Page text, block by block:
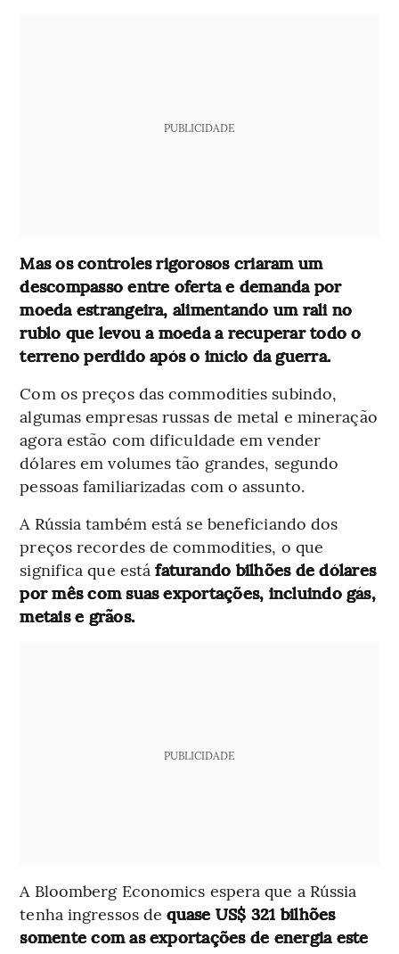
PUBLICIDADE
Mas os controles rigorosos criaram um
descompasso entre oferta e demanda por
moeda estrangeira, alimentando um rali no
rublo que levou a moeda a recuperar todo o
terreno perdido após o início da guerra.
Com os preços das commodities subindo,
algumas empresas russas de metal e mineração
agora estão com dificuldade em vender
dólares em volumes tão grandes, segundo
pessoas familiarizadas com o assunto.
A Rússia também está se beneficiando dos
preços recordes de commodities, o que
significa que estáfaturando bilhões de dólares
por mês com suas exportações, incluindo gás,
metais e grãos.
PUBLICIDADE
A Bloomberg Economics espera que a Rússia
tenha ingressos de quase US$ 321 bilhões
somente com as exportações de energia este